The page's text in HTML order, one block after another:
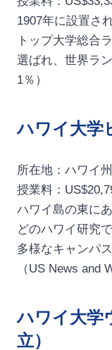
1907年に設置さ
トップ大学総合
選ばれ、世界ラ
1％）
ハワイ大学
所在地：ハワイ
授業料：
ハワイ島の東に
どのハワイ研究
多様なキャンパ
（US News and
ハワイ大学
立）